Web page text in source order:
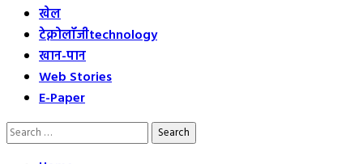
खेल
टेक्नोलॉजीtechnology
खान-पान
Web Stories
E-Paper
Search